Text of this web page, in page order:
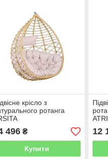
крісло з
ротанга
496₴
Купити
12